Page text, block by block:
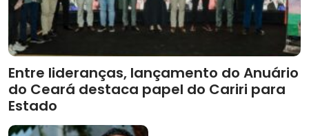
Entre lideranças, lançamento do Anuário
do Ceará destaca papel do Cariri para
Estado